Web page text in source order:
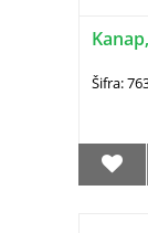
Šifra: